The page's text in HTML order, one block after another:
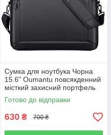
Сумка для ноутбука Чорна
15.6" Oumantu повсякденний
місткий захисний портфель
Готово до відправки
630 ₴ 700 ₴